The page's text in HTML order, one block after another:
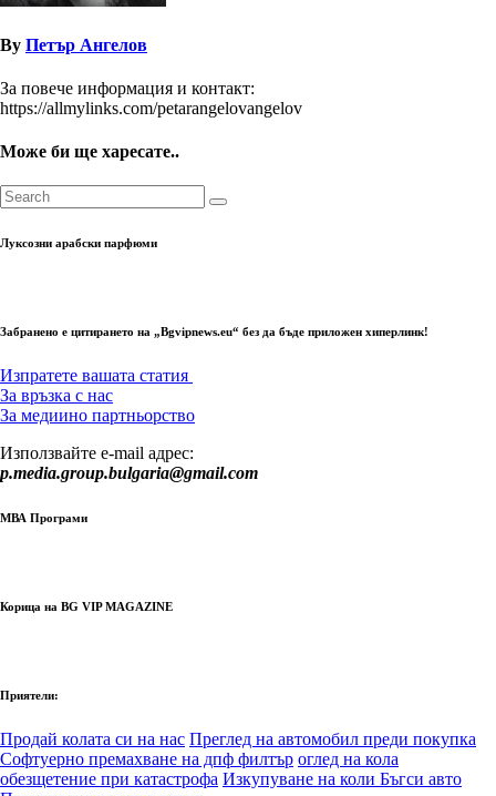
By Петър Ангелов
За повече информация и контакт:
https://allmylinks.com/petarangelovangelov
Може би ще харесате..
Луксозни арабски парфюми
Забранено е цитирането на „Bgvipnews.eu“ без да бъде приложен хиперлинк!
Изпратете вашата статия
За връзка с нас
За медиино партньорство
Използвайте e-mail адрес:
p.media.group.bulgaria@gmail.com
МВА Програми
Корица на BG VIP MAGAZINE
Приятели:
Продай колата си на нас Преглед на автомобил преди покупка
Софтуерно премахване на дпф филтър оглед на кола
обезщетение при катастрофа Изкупуване на коли Бъгси авто